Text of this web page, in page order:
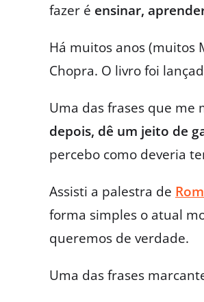
fazer é ensinar,
Há muitos anos (muitos
Chopra. O livro foi
Uma das frases que me
depois, dê um jeito de
percebo como deveria
Assisti a palestra de
forma simples o atual
queremos de verdade.
Uma das frases